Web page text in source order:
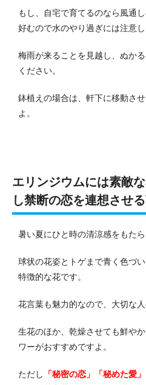
もし、自宅で育てるのなら風通
好むので水のやり過ぎには注意し
梅雨が来ることを見越し、ぬか
ください。
鉢植えの場合は、軒下に移動さ
よ。
エリンジウムには素敵
し禁断の恋を連想させ
暑い夏にひと時の清涼感をもた
球状の花姿とトゲまで青く色づ
特徴的な花です。
花言葉も魅力的なので、大切な
生花のほか、乾燥させても鮮や
ワーがおすすめですよ。
ただし
「秘密の恋」「秘めた愛